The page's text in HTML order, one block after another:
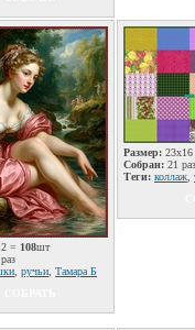
= 108шт
ручьи Тамара Б
Размер:
Собран: 21 раз
Теги: коллаж